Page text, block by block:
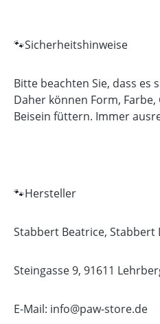
🐾Sicherheitshinweise
Bitte beachten Sie, dass
Daher können Form,
Beisein füttern. Immer
🐾Hersteller
Stabbert Beatrice, Stabbert
Steingasse 9, 91611
E-Mail: info@paw-store.de